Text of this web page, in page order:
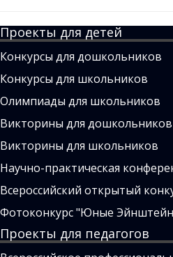
Проекты для детей
Конкурсы для дошкольников
Конкурсы для школьников
Олимпиады для школьников
Викторины для дошкольников
Викторины для школьников
Научно-практическая
Всероссийский открытый
Фотоконкурс "Юные
Проекты для педагогов